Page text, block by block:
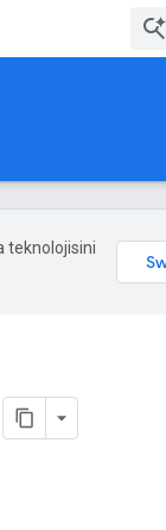
teknolojisini